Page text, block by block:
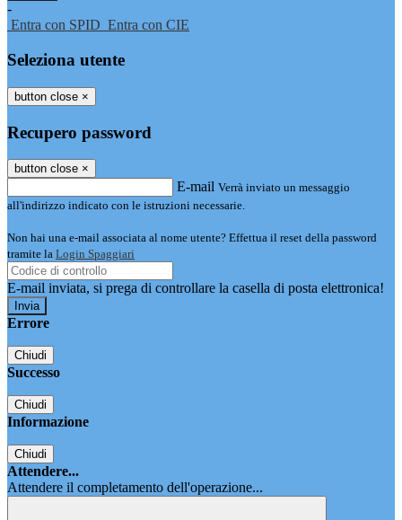
-
Entra con SPID Entra con CIE
Seleziona utente
button close ×
Recupero password
button close ×
E-mail Verrà inviato un messaggio
all'indirizzo indicato con le istruzioni necessarie.
Non hai una e-mail associata al nome utente? Effettua il reset della password
tramite la Login Spaggiari
E-mail inviata, si prega di controllare la casella di posta elettronica!
Errore
Chiudi
Successo
Chiudi
Informazione
Chiudi
Attendere...
Attendere il completamento dell'operazione...